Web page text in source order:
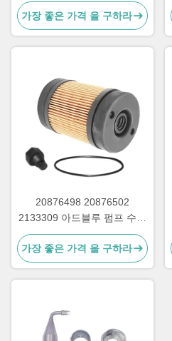
가장 좋은 가격 을 구하라
20876498 20876502
2133309 아드블루 펌프 수리
부품을 위한 유레아 펌프 필터
가장 좋은 가격 을 구하라